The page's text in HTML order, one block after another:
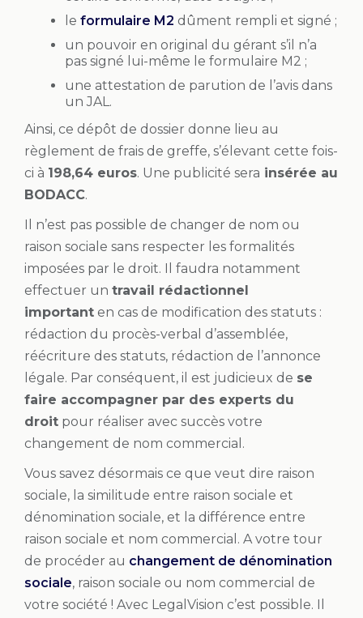
le formulaire M2 dûment rempli et signé ;
un pouvoir en original du gérant s’il n’a
pas signé lui-même le formulaire M2 ;
une attestation de parution de l’avis dans
un JAL.
Ainsi, ce dépôt de dossier donne lieu au
règlement de frais de greffe, s’élevant cette fois-
ci à 198,64 euros. Une publicité sera insérée au
BODACC.
Il n’est pas possible de changer de nom ou
raison sociale sans respecter les formalités
imposées par le droit. Il faudra notamment
effectuer un travail rédactionnel
important en cas de modification des statuts :
rédaction du procès-verbal d’assemblée,
réécriture des statuts, rédaction de l’annonce
légale. Par conséquent, il est judicieux de se
faire accompagner par des experts du
droit pour réaliser avec succès votre
changement de nom commercial.
Vous savez désormais ce que veut dire raison
sociale, la similitude entre raison sociale et
dénomination sociale, et la différence entre
raison sociale et nom commercial. A votre tour
de procéder au changement de dénomination
sociale, raison sociale ou nom commercial de
votre société ! Avec LegalVision c’est possible. Il